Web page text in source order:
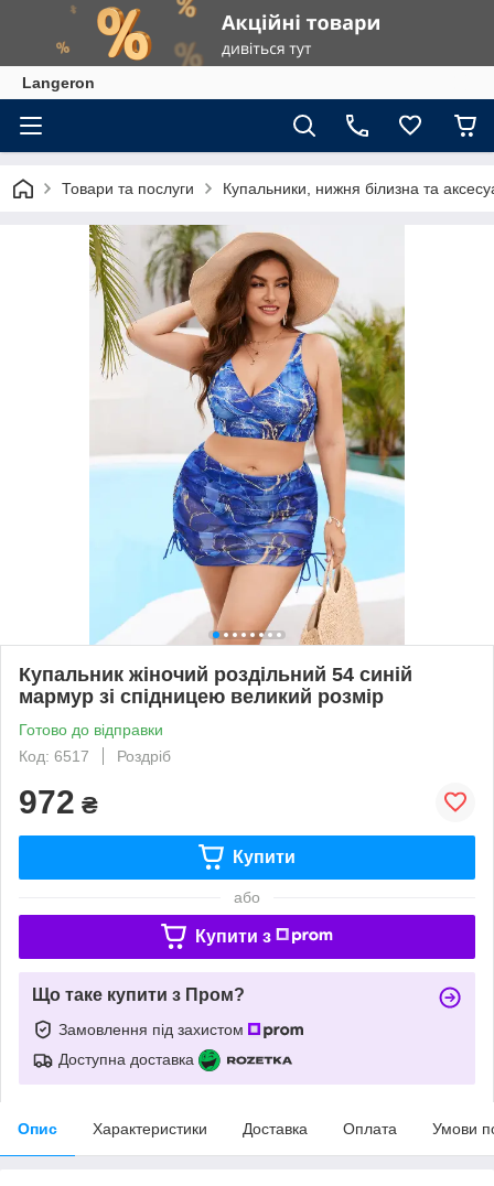
Langeron
Товари та послуги Купальники, нижня білизна та
Купальник жіночий роздільний 54 синій
мармур зі спідницею великий розмір
Готово до відправки
Код: 6517
Роздріб
972 ₴
Купити
або
Купити з
Що таке купити з Пром?
Замовлення під захистом
Доступна доставка
Опис Характеристики Доставка Оплата Умови